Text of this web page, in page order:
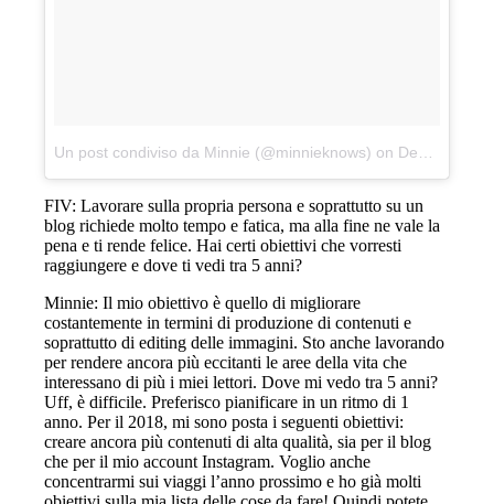
Un post condiviso da Minnie (@minnieknows) on Dec 11, 2017 at 11:18 PST
FIV: Lavorare sulla propria persona e soprattutto su un
blog richiede molto tempo e fatica, ma alla fine ne vale la
pena e ti rende felice. Hai certi obiettivi che vorresti
raggiungere e dove ti vedi tra 5 anni?
Minnie: Il mio obiettivo è quello di migliorare
costantemente in termini di produzione di contenuti e
soprattutto di editing delle immagini. Sto anche lavorando
per rendere ancora più eccitanti le aree della vita che
interessano di più i miei lettori. Dove mi vedo tra 5 anni?
Uff, è difficile. Preferisco pianificare in un ritmo di 1
anno. Per il 2018, mi sono posta i seguenti obiettivi:
creare ancora più contenuti di alta qualità, sia per il blog
che per il mio account Instagram. Voglio anche
concentrarmi sui viaggi l’anno prossimo e ho già molti